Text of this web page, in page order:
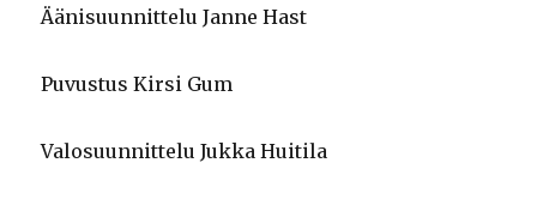
Äänisuunnittelu Janne Hast
Puvustus Kirsi Gum
Valosuunnittelu Jukka Huitila